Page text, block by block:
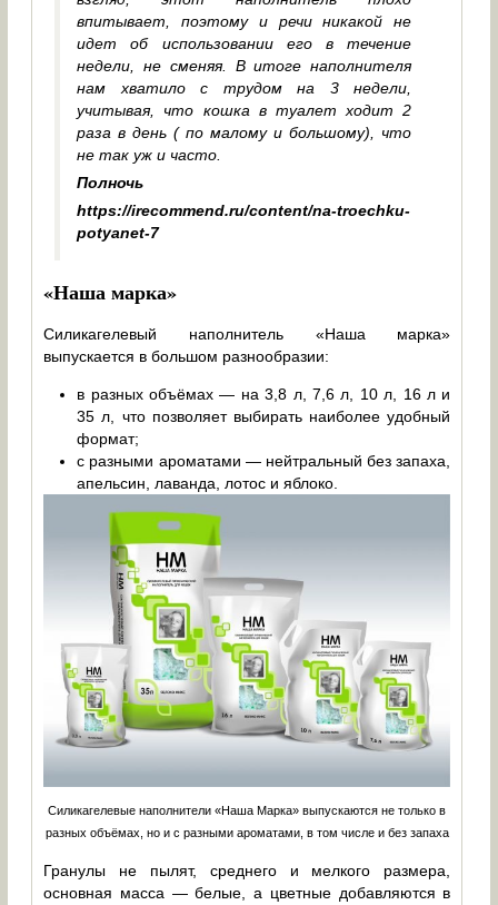
впитывает, поэтому и речи никакой не
идет об использовании его в течение
недели, не сменяя. В итоге наполнителя
нам хватило с трудом на 3 недели,
учитывая, что кошка в туалет ходит 2
раза в день ( по малому и большому), что
не так уж и часто.
Полночь
https://irecommend.ru/content/na-troechku-
potyanet-7
«Наша марка»
Силикагелевый наполнитель «Наша марка»
выпускается в большом разнообразии:
в разных объёмах — на 3,8 л, 7,6 л, 10 л, 16 л и
35 л, что позволяет выбирать наиболее удобный
формат;
с разными ароматами — нейтральный без запаха,
апельсин, лаванда, лотос и яблоко.
Силикагелевые наполнители «Наша Марка» выпускаются не только в
разных объёмах, но и с разными ароматами, в том числе и без запаха
Гранулы не пылят, среднего и мелкого размера,
основная масса — белые, а цветные добавляются в